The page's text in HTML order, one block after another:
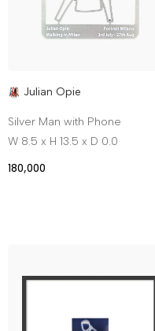
Julian Opie
Silver Man with Phone
W 8.5 x H 13.5 x D 0.0
180,000